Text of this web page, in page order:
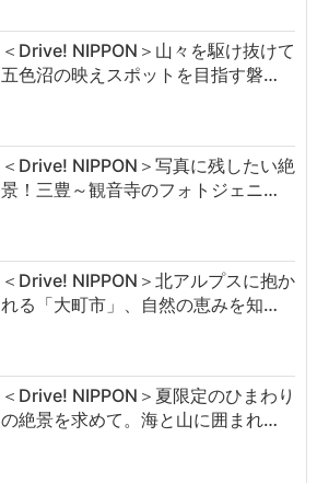
＜Drive! NIPPON＞山々を駆け抜けて
五色沼の映えスポットを目指す磐…
＜Drive! NIPPON＞写真に残したい絶
景！三豊～観音寺のフォトジェニ…
＜Drive! NIPPON＞北アルプスに抱か
れる「大町市」、自然の恵みを知…
＜Drive! NIPPON＞夏限定のひまわり
の絶景を求めて。海と山に囲まれ…